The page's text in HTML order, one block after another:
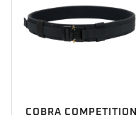
COBRA COMPETITION